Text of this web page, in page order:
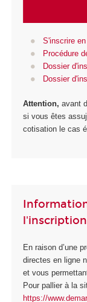
S'inscrire
Procédure
Dossier
Dossier
Attention, avant
si vous êtes
cotisation le cas
l'inscription
En raison d’une
directes en ligne
et vous
Pour pallier à la
https://